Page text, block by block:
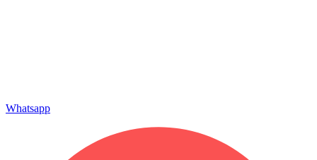
Whatsapp